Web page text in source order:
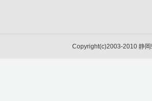
Copyright(c)2003-2010 静